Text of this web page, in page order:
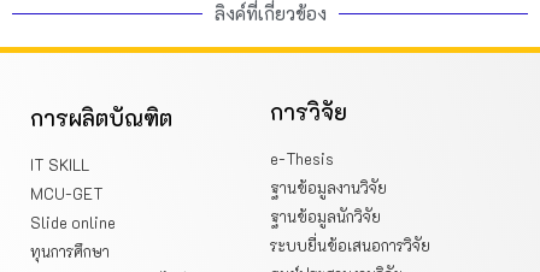
ลิงค์ที่เกี่ยวข้อง
การผลิตบัณฑิต
IT SKILL
MCU-GET
Slide online
ทุนการศึกษา
การวิจัย
e-Thesis
ฐานข้อมูลงานวิจัย
ฐานข้อมูลนักวิจัย
ระบบยื่นข้อเสนอการวิจัย